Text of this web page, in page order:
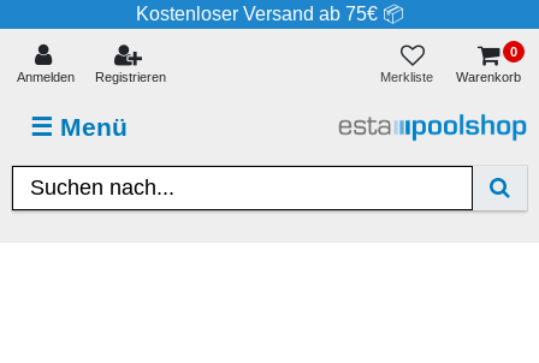
Kostenloser Versand ab 75€ 📦
☰ Menü
Anmelden Registrieren Merkliste
0
Warenkorb